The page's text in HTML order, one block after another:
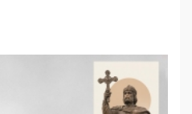
в России, но
определять